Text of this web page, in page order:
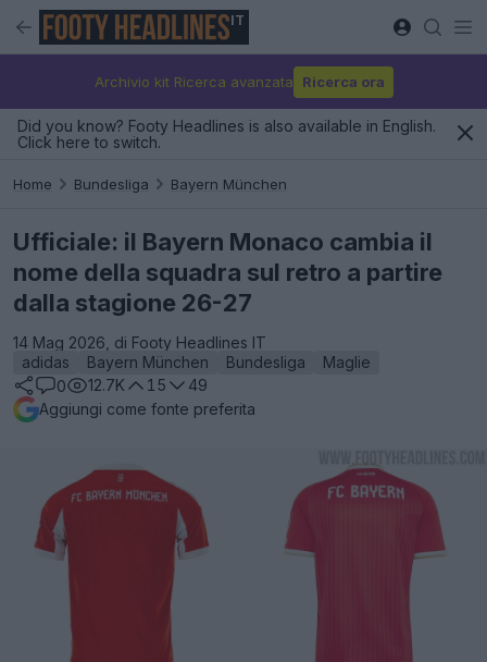
IT
Archivio kit Ricerca avanzata Ricerca ora
Did you know? Footy Headlines is also available in English.
Click here to switch.
Home Bundesliga Bayern München
Ufficiale: il Bayern Monaco cambia il
nome della squadra sul retro a partire
dalla stagione 26-27
14 Mag 2026, di Footy Headlines IT
adidas
Bayern München Bundesliga
Maglie
0
12.7K 15
49
Aggiungi come fonte preferita